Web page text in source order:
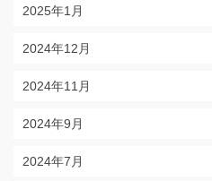
2025年1月
2024年12月
2024年11月
2024年9月
2024年7月